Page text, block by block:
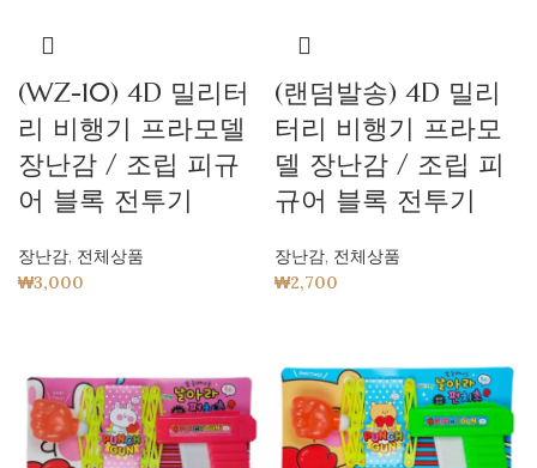
(WZ-10) 4D 밀리터
리 비행기 프라모델
장난감 / 조립 피규
어 블록 전투기
장난감, 전체상품
₩3,000
(랜덤발송) 4D 밀리
터리 비행기 프라모
델 장난감 / 조립 피
규어 블록 전투기
장난감, 전체상품
₩2,700